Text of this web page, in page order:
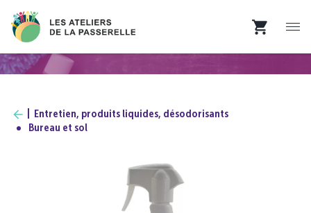
Entretien, produits liquides, désodorisants
Bureau et sol